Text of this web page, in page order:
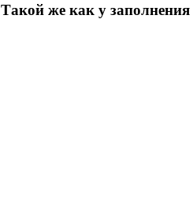
Такой же как у заполнения